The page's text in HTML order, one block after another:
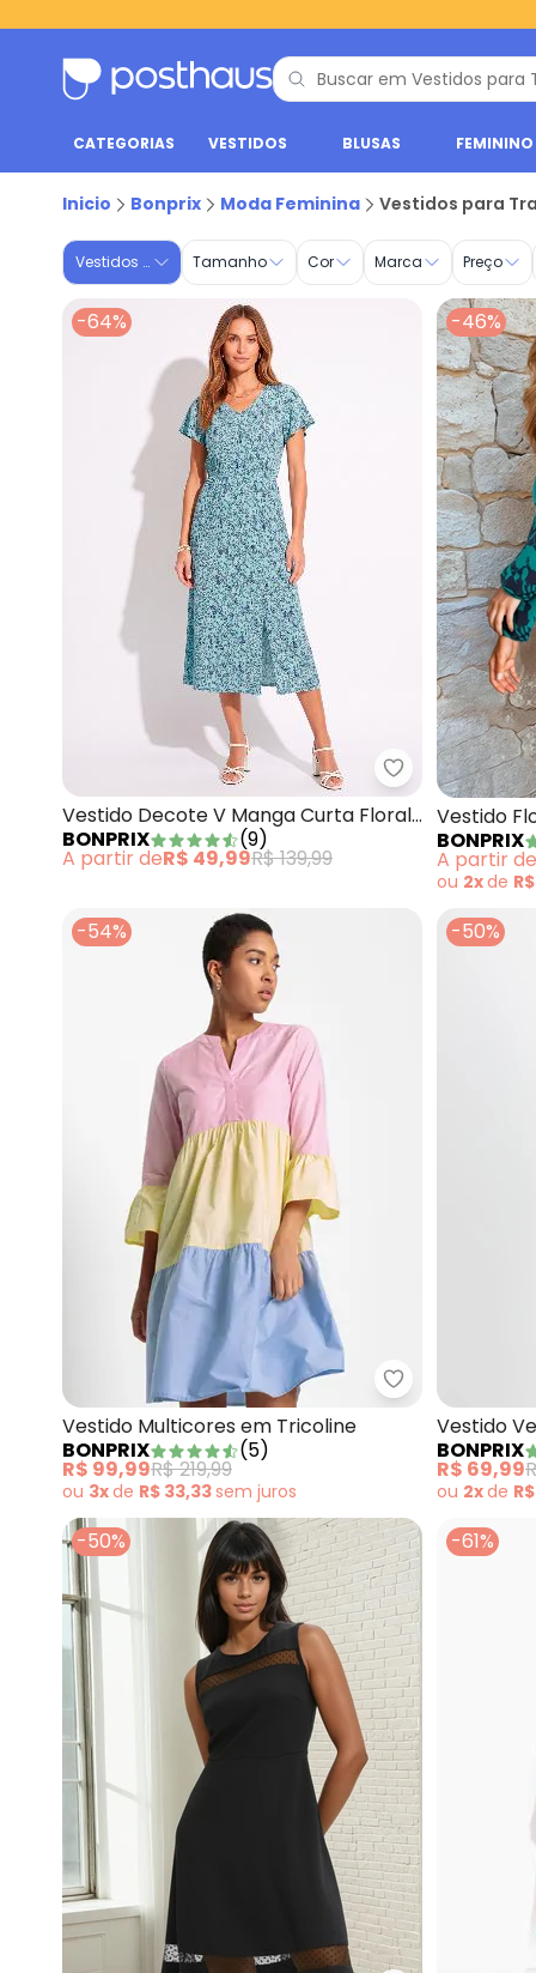
CATEGORIAS VESTIDOS BLUSAS FEMININO
Inicio Bonprix Moda Feminina Vestidos para
Vestidos para Trabalho
Tamanho Cor Marca Preço
-64%
bonprix -
Vestido Decote V Manga Curta Floral
Azul
BONPRIX (9)
A partir deR$ 49,99R$ 139,99
-46%
Vestido
Viscose
BONPRIX
A partir de
ou 2xde
-54%
bonprix -
Vestido Multicores em Tricoline
BONPRIX
(5)
R$ 99,99R$ 219,99
ou 3xde R$ 33,33sem juros
-50%
Vestido
BONPRIX
R$ 69,99
ou 2xde
-50% -61%